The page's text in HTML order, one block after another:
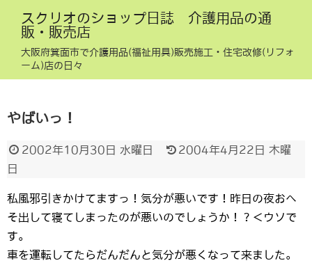
スクリオのショップ日誌 介護用品の通
販・販売店
大阪府箕面市で介護用品(福祉用具)販売施工・住宅改修(リフォ
ーム)店の日々
やばいっ！
2002年10月30日 水曜日
2004年4月22日 木曜
日
私風邪引きかけてますっ！気分が悪いです！昨日の夜おへ
そ出して寝てしまったのが悪いのでしょうか！？＜ウソで
す。
車を運転してたらだんだんと気分が悪くなって来ました。